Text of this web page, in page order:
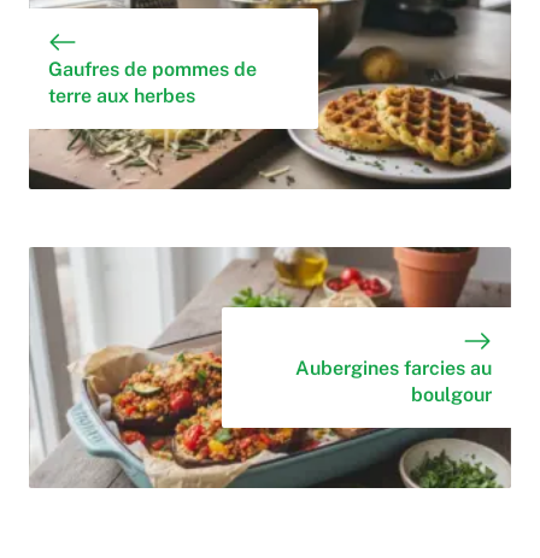
Gaufres de pommes de
terre aux herbes
Aubergines farcies au
boulgour